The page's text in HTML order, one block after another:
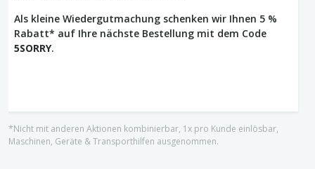
Als kleine Wiedergutmachung schenken wir Ihnen 5 %
Rabatt* auf Ihre nächste Bestellung mit dem Code
5SORRY.
*Nicht mit anderen Aktionen kombinierbar, 1x pro Kunde einlösbar,
Maschinen, Geräte & Transporthilfen ausgenommen.